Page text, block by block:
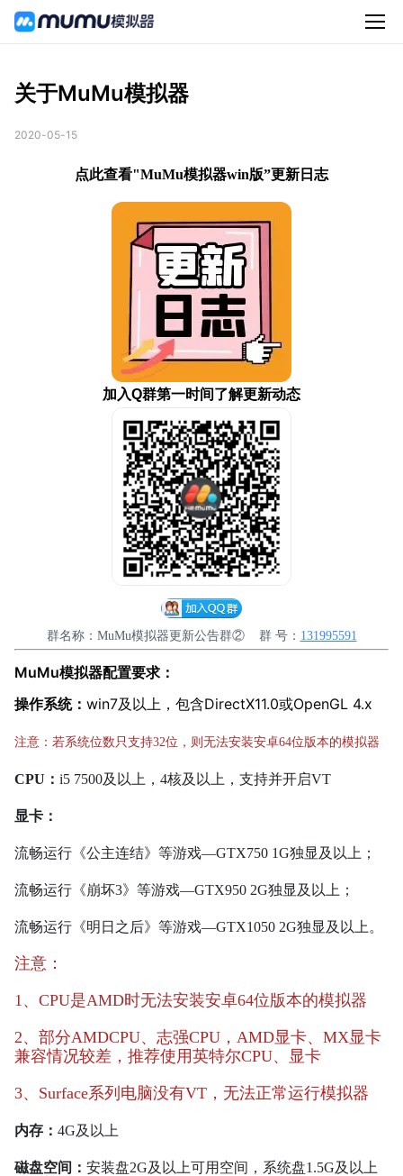
关于MuMu模拟器
2020-05-15
点此查看"MuMu模拟器win版”更新日志
加入Q群第一时间了解更新动态
群名称：MuMu模拟器更新公告群② 群 号： 131995591​
MuMu模拟器配置要求：
操作系统： win7及以上，包含DirectX11.0或OpenGL 4.x
注意：若系统位数只支持32位，则无法安装安卓64位版本的模拟器
CPU： i5 7500及以上，4核及以上，支持并开启VT
显卡：
流畅运行《公主连结》等游戏—GTX750 1G独显及以上；
流畅运行《崩坏3》等游戏—GTX950 2G独显及以上；
流畅运行《明日之后》等游戏—GTX1050 2G独显及以上。
注意：
1、 CPU是AMD时无法安装安卓64位版本的模拟器
2、部分AMDCPU、志强CPU，AMD显卡、MX显卡
兼容情况较差，推荐使用英特尔CPU、显卡
3、Surface系列电脑没有VT，无法正常运行模拟器
内存： 4G及以上
磁盘空间： 安装盘2G及以上可用空间，系统盘1.5G及以上